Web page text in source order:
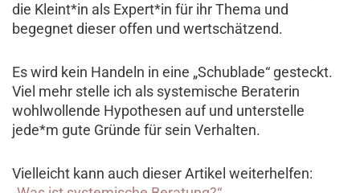
die Kleint*in als Expert*in für ihr Thema und
begegnet dieser offen und wertschätzend.
Es wird kein Handeln in eine „Schublade“ gesteckt.
Viel mehr stelle ich als systemische Beraterin
wohlwollende Hypothesen auf und unterstelle
jede*m gute Gründe für sein Verhalten.
Vielleicht kann auch dieser Artikel weiterhelfen: